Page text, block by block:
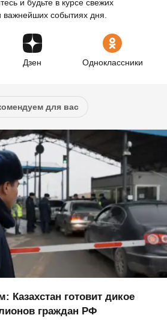
и будьте в курсе свежих
важнейших событиях дня.
Дзен Одноклассники
для вас
Казахстан готовит дикое
граждан РФ